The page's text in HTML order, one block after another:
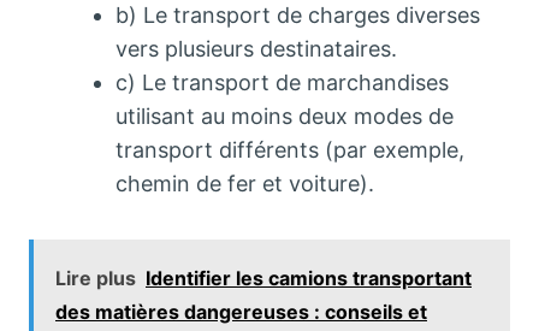
b) Le transport de charges diverses
vers plusieurs destinataires.
c) Le transport de marchandises
utilisant au moins deux modes de
transport différents (par exemple,
chemin de fer et voiture).
Lire plus Identifier les camions transportant
des matières dangereuses : conseils et